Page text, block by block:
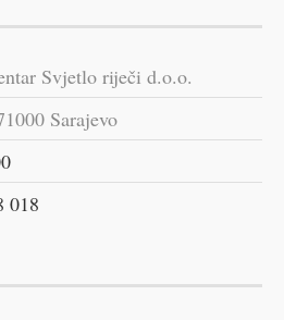
Svjetlo riječi d.o.o.
Sarajevo
018